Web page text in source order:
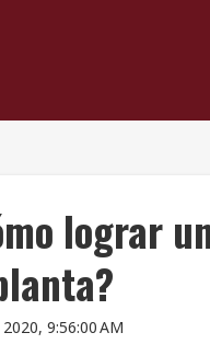
lograr
9:56:00 AM